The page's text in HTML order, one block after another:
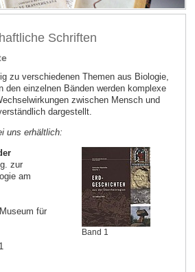
Schriften
zu verschiedenen Themen aus Biologie,
den einzelnen Bänden werden komplexe
zwischen Mensch und
dargestellt.
uns erhältlich:
Band 1
zur
am
für